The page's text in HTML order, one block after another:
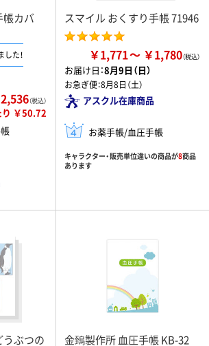
カバ
た！
（税込）
￥50.72
スマイル おくすり手帳 71946
￥1,771 ￥1,780
お届け日：8月9日（日）
お急ぎ便：8月8日（土）
アスクル在庫商品
お薬手帳/血圧手帳
キャラクター・販売単位違いの商品が8商品
あります
ぶつの
金鵄製作所 血圧手帳 KB-32